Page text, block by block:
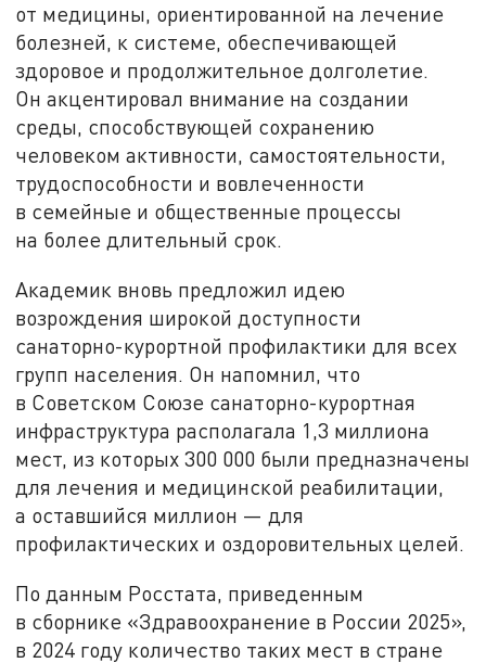
от медицины, ориентированной на лечение
болезней, к системе, обеспечивающей
здоровое и продолжительное долголетие.
Он акцентировал внимание на создании
среды, способствующей сохранению
человеком активности, самостоятельности,
трудоспособности и вовлеченности
в семейные и общественные процессы
на более длительный срок.
Академик вновь предложил идею
возрождения широкой доступности
санаторно-курортной профилактики для всех
групп населения. Он напомнил, что
в Советском Союзе санаторно-курортная
инфраструктура располагала 1,3 миллиона
мест, из которых 300 000 были предназначены
для лечения и медицинской реабилитации,
а оставшийся миллион — для
профилактических и оздоровительных целей.
По данным Росстата, приведенным
в сборнике «Здравоохранение в России 2025»,
в 2024 году количество таких мест в стране